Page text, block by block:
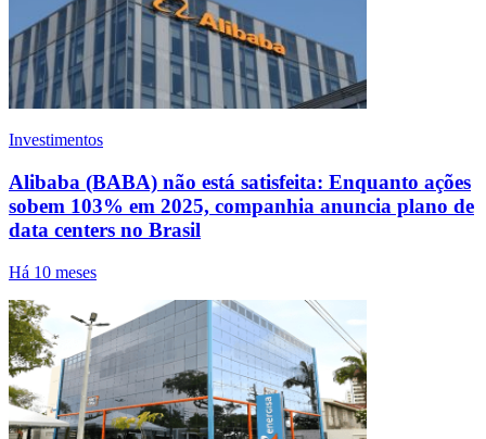
Investimentos
Alibaba (BABA) não está satisfeita: Enquanto ações
sobem 103% em 2025, companhia anuncia plano de
data centers no Brasil
Há 10 meses